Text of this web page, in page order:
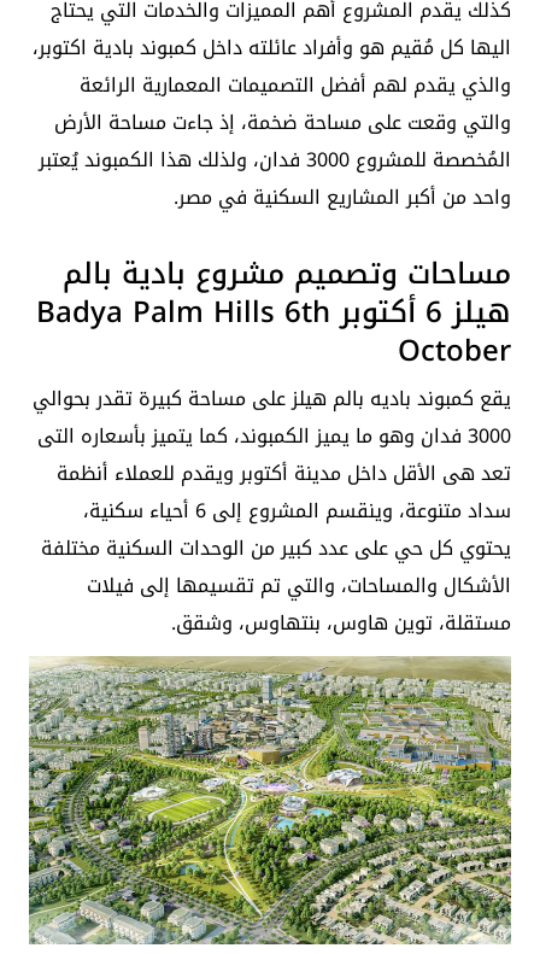
كذلك يقدم المشروع أهم المميزات والخدمات التي يحتاج
اليها كل مُقيم هو وأفراد عائلته داخل كمبوند بادية اكتوبر،
والذي يقدم لهم أفضل التصميمات المعمارية الرائعة
والتي وقعت على مساحة ضخمة، إذ جاءت مساحة الأرض
المُخصصة للمشروع 3000 فدان، ولذلك هذا الكمبوند يُعتبر
واحد من أكبر المشاريع السكنية في مصر.
مساحات وتصميم مشروع بادية بالم
هيلز 6 أكتوبر Badya Palm Hills 6th
October
يقع كمبوند باديه بالم هيلز على مساحة كبيرة تقدر بحوالي
3000 فدان وهو ما يميز الكمبوند، كما يتميز بأسعاره التى
تعد هى الأقل داخل مدينة أكتوبر ويقدم للعملاء أنظمة
سداد متنوعة، وينقسم المشروع إلى 6 أحياء سكنية،
يحتوي كل حي على عدد كبير من الوحدات السكنية مختلفة
الأشكال والمساحات، والتي تم تقسيمها إلى فيلات
مستقلة، توين هاوس، بنتهاوس، وشقق.